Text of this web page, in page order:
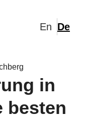
in
besten